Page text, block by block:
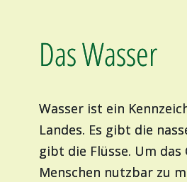
Das Wasser
Wasser ist ein
Landes. Es gibt die
gibt die Flüsse. Um
Menschen nutzbar zu